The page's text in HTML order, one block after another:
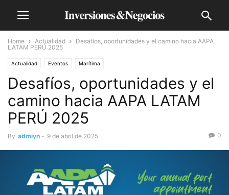
Home Actualidad
Desafíos, oportunidades y el camino hacia AAPA
LATAM PERÚ 2025
Actualidad Eventos Marítima
Desafíos, oportunidades y el
camino hacia AAPA LATAM
PERÚ 2025
By admiyn - 9 de abril de 2025 0